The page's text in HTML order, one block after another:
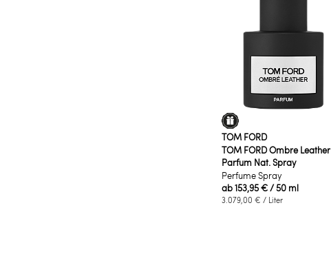
TOM FORD
TOM FORD Ombre Leather
Parfum Nat. Spray
Perfume Spray
ab153,95 €/ 50 ml
3.079,00 € / Liter